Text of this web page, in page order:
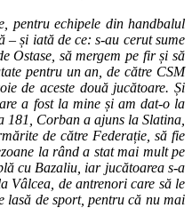
pentru echipele din handbalul
– și iată de ce: s-au cerut sume
Ostase, să mergem pe fir și să
pentru un an, de către CSM
de aceste două jucătoare. Și
a fost la mine și am dat-o la
Corban a ajuns la Slatina,
de către Federație, să fie
la rând a stat mai mult pe
cu Bazaliu, iar jucătoarea s-a
Vâlcea, de antrenori care să le
lasă de sport, pentru că nu mai